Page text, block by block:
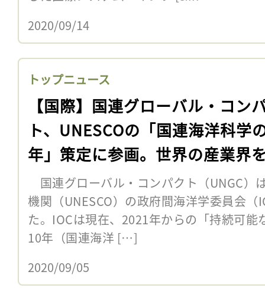
2020/09/14
トップニュース
【国際】国連グローバル・コン
ト、UNESCOの「国連海洋科学
年」策定に参画。世界の産業界
国連グローバル・コンパクト（UNGC）
機関（UNESCO）の政府間海洋学委員会
た。IOCは現在、2021年からの「持続可能
10年（国連海洋 […]
2020/09/05